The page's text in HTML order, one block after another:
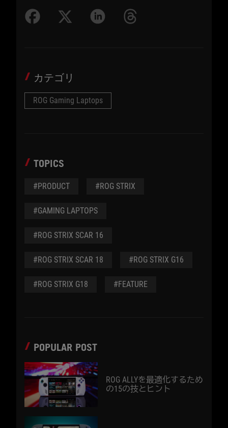
カテゴリ
ROG Gaming Laptops
TOPICS
#PRODUCT #ROG STRIX
#GAMING LAPTOPS
#ROG STRIX SCAR 16
#ROG STRIX SCAR 18 #ROG STRIX G16
#ROG STRIX G18 #FEATURE
POPULAR POST
ROG ALLYを最適化するため
の15の技とヒント